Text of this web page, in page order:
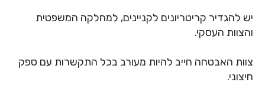
יש להגדיר קריטריונים לקניינים, למחלקה המשפטית
והצוות העסקי.
צוות האבטחה חייב להיות מעורב בכל התקשרות עם ספק
חיצוני.